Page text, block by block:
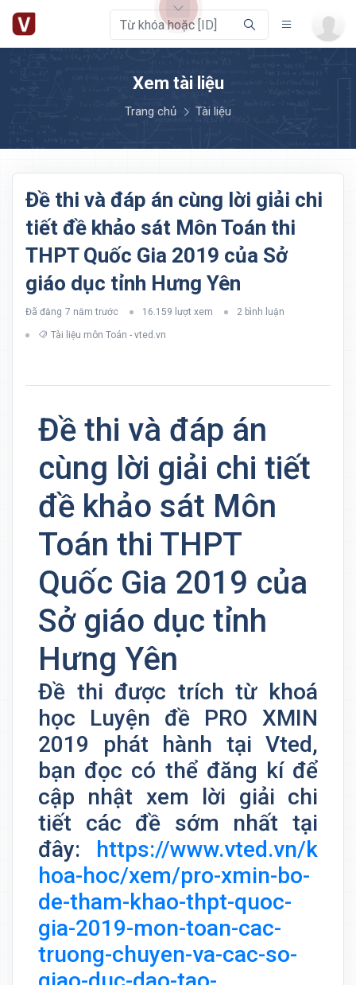
Xem tài liệu
Trang chủ Tài liệu
Đề thi và đáp án cùng lời giải chi
tiết đề khảo sát Môn Toán thi
THPT Quốc Gia 2019 của Sở
giáo dục tỉnh Hưng Yên
Đã đăng 7 năm trước 16.159 lượt xem 2 bình luận
Tài liệu môn Toán - vted.vn
Đề thi và đáp án
cùng lời giải chi tiết
đề khảo sát Môn
Toán thi THPT
Quốc Gia 2019 của
Sở giáo dục tỉnh
Hưng Yên
Đề thi được trích từ khoá
học Luyện đề PRO XMIN
2019 phát hành tại Vted,
bạn đọc có thể đăng kí để
cập nhật xem lời giải chi
tiết các đề sớm nhất tại
đây: https://www.vted.vn/k
hoa-hoc/xem/pro-xmin-bo-
de-tham-khao-thpt-quoc-
gia-2019-mon-toan-cac-
truong-chuyen-va-cac-so-